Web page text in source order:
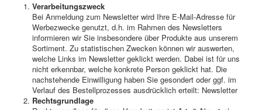
Verarbeitungszweck
Bei Anmeldung zum Newsletter wird Ihre E-Mail-Adresse für
Werbezwecke genutzt, d.h. im Rahmen des Newsletters
informieren wir Sie insbesondere über Produkte aus unserem
Sortiment. Zu statistischen Zwecken können wir auswerten,
welche Links im Newsletter geklickt werden. Dabei ist für uns
nicht erkennbar, welche konkrete Person geklickt hat. Die
nachstehende Einwilligung haben Sie gesondert oder ggf. im
Verlauf des Bestellprozesses ausdrücklich erteilt: Newsletter
Rechtsgrundlage